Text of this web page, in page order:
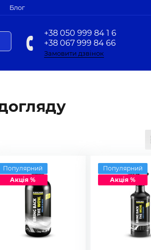
Блог
+38 050 999 84 1 6
+38 067 999 84 66
Замовити дзвінок
Популярний
Акція %
Популярний
Акція %